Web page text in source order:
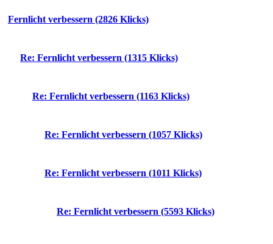
Fernlicht verbessern (2826 Klicks)
Re: Fernlicht verbessern (1315 Klicks)
Re: Fernlicht verbessern (1163 Klicks)
Re: Fernlicht verbessern (1057 Klicks)
Re: Fernlicht verbessern (1011 Klicks)
Re: Fernlicht verbessern (5593 Klicks)